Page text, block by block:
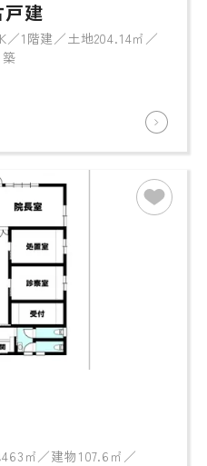
建
1階建／土地204.14㎡／
㎡／建物107.6㎡／